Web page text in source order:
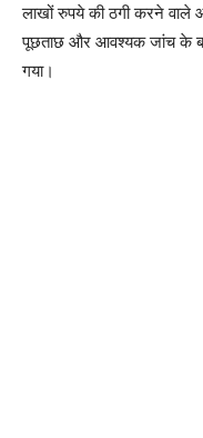
लाखों रुपये की ठगी करने वाले
पूछताछ और आवश्यक जांच के
गया।